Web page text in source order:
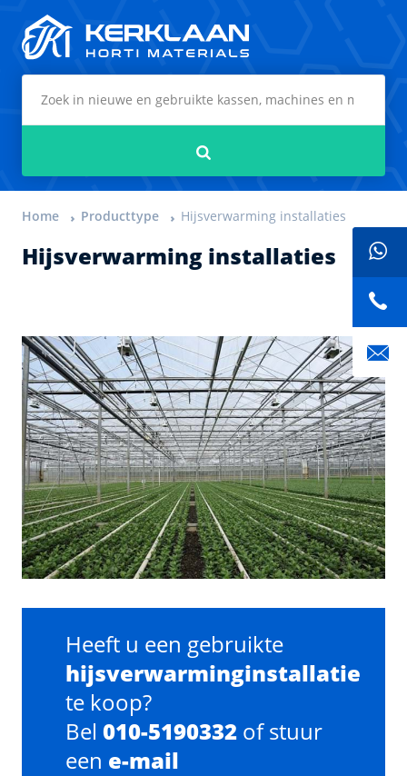
Home Producttype Hijsverwarming installaties
Hijsverwarming installaties
Heeft u een gebruikte
hijsverwarminginstallatie
te koop?
Bel 010-5190332 of stuur
een e-mail